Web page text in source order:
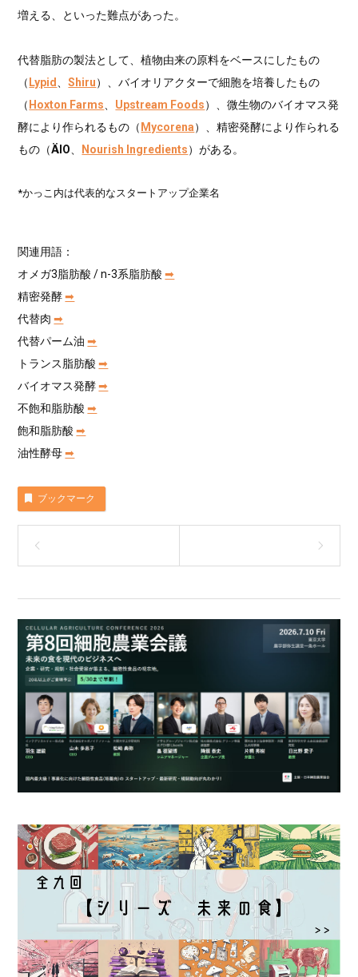
増える、といった難点があった。
代替脂肪の製法として、植物由来の原料をベースにしたもの
（ Lypid 、Shiru）、バイオリアクターで細胞を培養したもの
（ Hoxton Farms Upstream Foods）、微生物のバイオマス発
酵により作られるもの（ Mycorena）、精密発酵により作られる
もの（ÄIO Nourish Ingredients）がある。
*かっこ内は代表的なスタートアップ企業名
関連用語：
オメガ3脂肪酸 / n-3系脂肪酸➡︎
精密発酵➡︎
代替肉➡︎
代替パーム油➡︎
トランス脂肪酸➡︎
バイオマス発酵➡︎
不飽和脂肪酸➡︎
飽和脂肪酸➡︎
油性酵母➡︎
ブックマーク